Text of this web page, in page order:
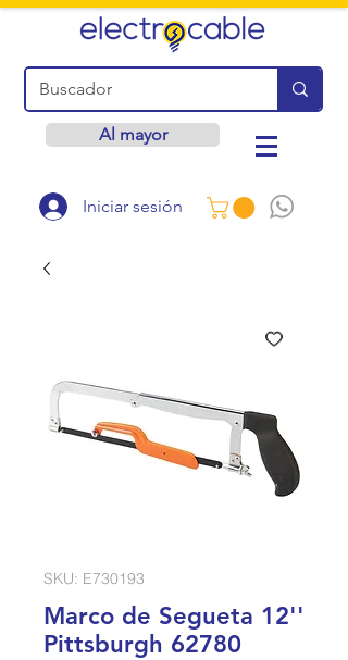
Al mayor
Iniciar sesión
SKU: E730193
Marco de Segueta 12''
Pittsburgh 62780